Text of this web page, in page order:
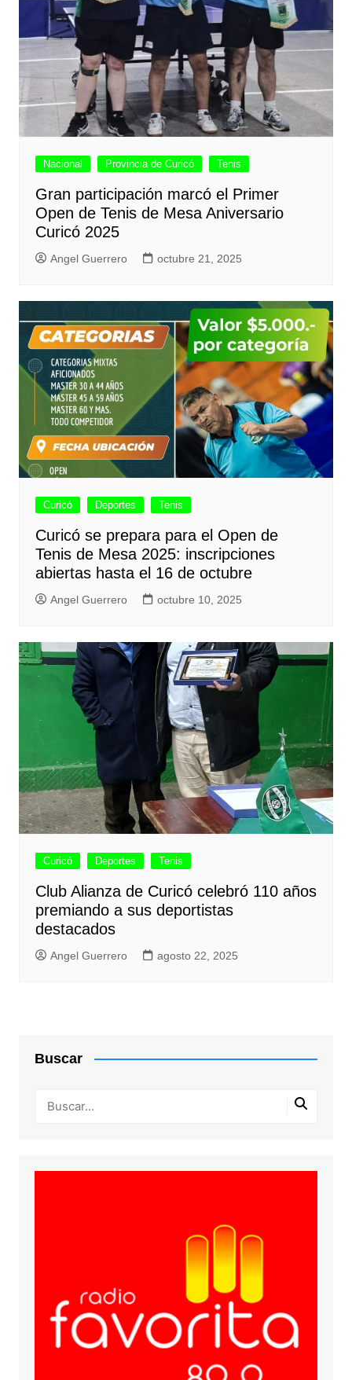
Nacional Provincia de Curicó Tenis
Gran participación marcó el Primer
Open de Tenis de Mesa Aniversario
Curicó 2025
Angel Guerrero octubre 21, 2025
Curicó Deportes Tenis
Curicó se prepara para el Open de
Tenis de Mesa 2025: inscripciones
abiertas hasta el 16 de octubre
Angel Guerrero octubre 10, 2025
Curicó Deportes Tenis
Club Alianza de Curicó celebró 110 años
premiando a sus deportistas
destacados
Angel Guerrero agosto 22, 2025
Buscar